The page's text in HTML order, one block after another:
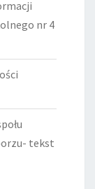
nr 4
tekst